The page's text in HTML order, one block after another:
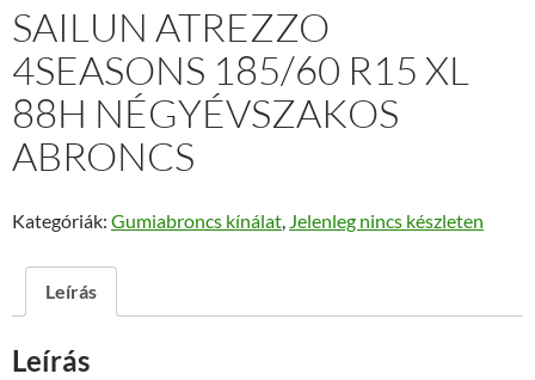
SAILUN ATREZZO
4SEASONS 185/60 R15 XL
88H NÉGYÉVSZAKOS
ABRONCS
Kategóriák: Gumiabroncs kínálat Jelenleg nincs készleten
Leírás
Leírás